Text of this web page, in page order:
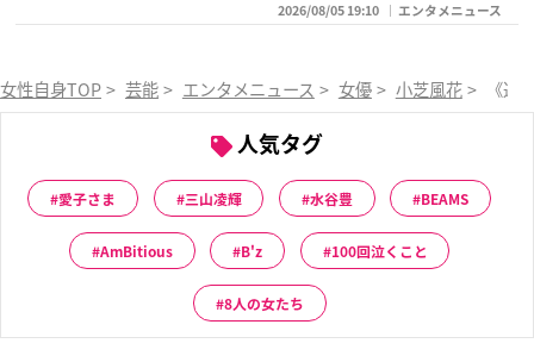
2026/08/05 19:10 エンタメニュース
女性自身TOP > 芸能 > エンタメニュース > 女優 > 小芝風花 > 《逃
人気タグ
愛子さま 三山凌輝 水谷豊 BEAMS
AmBitious B'z 100回泣くこと
8人の女たち